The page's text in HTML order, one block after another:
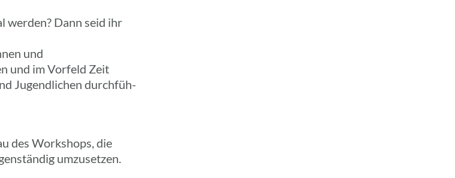
werden? Dann seid ihr
und
und im Vorfeld Zeit
Jugend­li­chen durch­füh­
des Work­shops, die
umzusetzen.